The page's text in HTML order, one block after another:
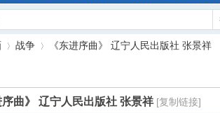
›
战争 《东进序曲》 辽宁人民出版社 张景祥
序曲》 辽宁人民出版社 张景祥 [复制链接]